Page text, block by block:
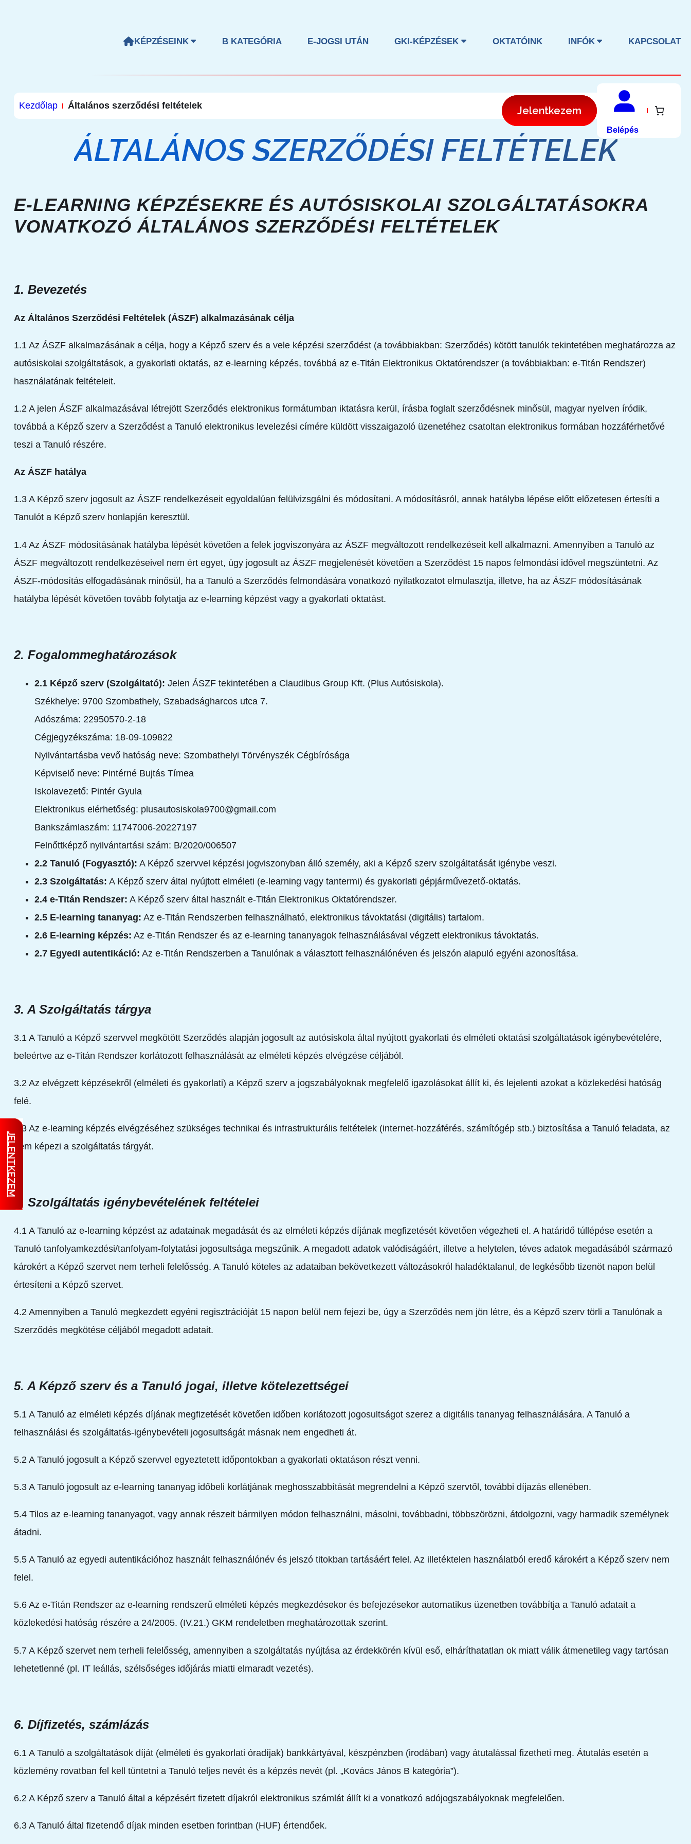
KÉPZÉSEINK B KATEGÓRIA E-JOGSI UTÁN GKI-KÉPZÉSEK OKTATÓINK INFÓK KAPCSOLAT
Jelentkezem
Belépés
Kezdőlap Általános szerződési feltételek
ÁLTALÁNOS SZERZŐDÉSI FELTÉTELEK
E-LEARNING KÉPZÉSEKRE ÉS AUTÓSISKOLAI SZOLGÁLTATÁSOKRA
VONATKOZÓ ÁLTALÁNOS SZERZŐDÉSI FELTÉTELEK
1. Bevezetés
Az Általános Szerződési Feltételek (ÁSZF) alkalmazásának célja
1.1 Az ÁSZF alkalmazásának a célja, hogy a Képző szerv és a vele képzési szerződést (a továbbiakban: Szerződés) kötött tanulók tekintetében meghatározza az
autósiskolai szolgáltatások, a gyakorlati oktatás, az e-learning képzés, továbbá az e-Titán Elektronikus Oktatórendszer (a továbbiakban: e-Titán Rendszer)
használatának feltételeit.
1.2 A jelen ÁSZF alkalmazásával létrejött Szerződés elektronikus formátumban iktatásra kerül, írásba foglalt szerződésnek minősül, magyar nyelven íródik,
továbbá a Képző szerv a Szerződést a Tanuló elektronikus levelezési címére küldött visszaigazoló üzenetéhez csatoltan elektronikus formában hozzáférhetővé
teszi a Tanuló részére.
Az ÁSZF hatálya
1.3 A Képző szerv jogosult az ÁSZF rendelkezéseit egyoldalúan felülvizsgálni és módosítani. A módosításról, annak hatályba lépése előtt előzetesen értesíti a
Tanulót a Képző szerv honlapján keresztül.
1.4 Az ÁSZF módosításának hatályba lépését követően a felek jogviszonyára az ÁSZF megváltozott rendelkezéseit kell alkalmazni. Amennyiben a Tanuló az
ÁSZF megváltozott rendelkezéseivel nem ért egyet, úgy jogosult az ÁSZF megjelenését követően a Szerződést 15 napos felmondási idővel megszüntetni. Az
ÁSZF-módosítás elfogadásának minősül, ha a Tanuló a Szerződés felmondására vonatkozó nyilatkozatot elmulasztja, illetve, ha az ÁSZF módosításának
hatályba lépését követően tovább folytatja az e-learning képzést vagy a gyakorlati oktatást.
2. Fogalommeghatározások
2.1 Képző szerv (Szolgáltató): Jelen ÁSZF tekintetében a Claudibus Group Kft. (Plus Autósiskola).
Székhelye: 9700 Szombathely, Szabadságharcos utca 7.
Adószáma: 22950570-2-18
Cégjegyzékszáma: 18-09-109822
Nyilvántartásba vevő hatóság neve: Szombathelyi Törvényszék Cégbírósága
Képviselő neve: Pintérné Bujtás Tímea
Iskolavezető: Pintér Gyula
Elektronikus elérhetőség: plusautosiskola9700@gmail.com
Bankszámlaszám: 11747006-20227197
Felnőttképző nyilvántartási szám: B/2020/006507
2.2 Tanuló (Fogyasztó): A Képző szervvel képzési jogviszonyban álló személy, aki a Képző szerv szolgáltatását igénybe veszi.
2.3 Szolgáltatás: A Képző szerv által nyújtott elméleti (e-learning vagy tantermi) és gyakorlati gépjárművezető-oktatás.
2.4 e-Titán Rendszer: A Képző szerv által használt e-Titán Elektronikus Oktatórendszer.
2.5 E-learning tananyag: Az e-Titán Rendszerben felhasználható, elektronikus távoktatási (digitális) tartalom.
2.6 E-learning képzés: Az e-Titán Rendszer és az e-learning tananyagok felhasználásával végzett elektronikus távoktatás.
2.7 Egyedi autentikáció: Az e-Titán Rendszerben a Tanulónak a választott felhasználónéven és jelszón alapuló egyéni azonosítása.
3. A Szolgáltatás tárgya
3.1 A Tanuló a Képző szervvel megkötött Szerződés alapján jogosult az autósiskola által nyújtott gyakorlati és elméleti oktatási szolgáltatások igénybevételére,
beleértve az e-Titán Rendszer korlátozott felhasználását az elméleti képzés elvégzése céljából.
3.2 Az elvégzett képzésekről (elméleti és gyakorlati) a Képző szerv a jogszabályoknak megfelelő igazolásokat állít ki, és lejelenti azokat a közlekedési hatóság
felé.
3.3 Az e-learning képzés elvégzéséhez szükséges technikai és infrastrukturális feltételek (internet-hozzáférés, számítógép stb.) biztosítása a Tanuló feladata, az
nem képezi a szolgáltatás tárgyát.
4. Szolgáltatás igénybevételének feltételei
4.1 A Tanuló az e-learning képzést az adatainak megadását és az elméleti képzés díjának megfizetését követően végezheti el. A határidő túllépése esetén a
Tanuló tanfolyamkezdési/tanfolyam-folytatási jogosultsága megszűnik. A megadott adatok valódiságáért, illetve a helytelen, téves adatok megadásából származó
károkért a Képző szervet nem terheli felelősség. A Tanuló köteles az adataiban bekövetkezett változásokról haladéktalanul, de legkésőbb tizenöt napon belül
értesíteni a Képző szervet.
4.2 Amennyiben a Tanuló megkezdett egyéni regisztrációját 15 napon belül nem fejezi be, úgy a Szerződés nem jön létre, és a Képző szerv törli a Tanulónak a
Szerződés megkötése céljából megadott adatait.
5. A Képző szerv és a Tanuló jogai, illetve kötelezettségei
5.1 A Tanuló az elméleti képzés díjának megfizetését követően időben korlátozott jogosultságot szerez a digitális tananyag felhasználására. A Tanuló a
felhasználási és szolgáltatás-igénybevételi jogosultságát másnak nem engedheti át.
5.2 A Tanuló jogosult a Képző szervvel egyeztetett időpontokban a gyakorlati oktatáson részt venni.
5.3 A Tanuló jogosult az e-learning tananyag időbeli korlátjának meghosszabbítását megrendelni a Képző szervtől, további díjazás ellenében.
5.4 Tilos az e-learning tananyagot, vagy annak részeit bármilyen módon felhasználni, másolni, továbbadni, többszörözni, átdolgozni, vagy harmadik személynek
átadni.
5.5 A Tanuló az egyedi autentikációhoz használt felhasználónév és jelszó titokban tartásáért felel. Az illetéktelen használatból eredő károkért a Képző szerv nem
felel.
5.6 Az e-Titán Rendszer az e-learning rendszerű elméleti képzés megkezdésekor és befejezésekor automatikus üzenetben továbbítja a Tanuló adatait a
közlekedési hatóság részére a 24/2005. (IV.21.) GKM rendeletben meghatározottak szerint.
5.7 A Képző szervet nem terheli felelősség, amennyiben a szolgáltatás nyújtása az érdekkörén kívül eső, elháríthatatlan ok miatt válik átmenetileg vagy tartósan
lehetetlenné (pl. IT leállás, szélsőséges időjárás miatti elmaradt vezetés).
6. Díjfizetés, számlázás
6.1 A Tanuló a szolgáltatások díját (elméleti és gyakorlati óradíjak) bankkártyával, készpénzben (irodában) vagy átutalással fizetheti meg. Átutalás esetén a
közlemény rovatban fel kell tüntetni a Tanuló teljes nevét és a képzés nevét (pl. „Kovács János B kategória”).
6.2 A Képző szerv a Tanuló által a képzésért fizetett díjakról elektronikus számlát állít ki a vonatkozó adójogszabályoknak megfelelően.
6.3 A Tanuló által fizetendő díjak minden esetben forintban (HUF) értendőek.
JELENTKEZEM